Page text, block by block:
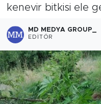
kenevir bitkisi ele
MD MEDYA GROUP_
EDITÖR
Yayladere-
MD Prestij
Siyaset
Spor
Son Dakika
Haber Arşivi